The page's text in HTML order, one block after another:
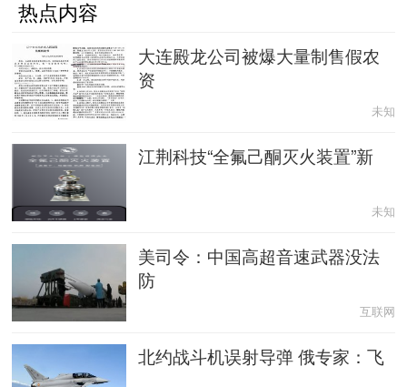
热点内容
大连殿龙公司被爆大量制售假农
资
未知
江荆科技“全氟己酮灭火装置”新
未知
美司令：中国高超音速武器没法
防
互联网
北约战斗机误射导弹 俄专家：飞